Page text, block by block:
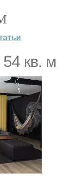
кв. м